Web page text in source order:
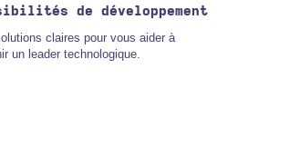
de développement
claires pour vous aider à
un leader technologique.